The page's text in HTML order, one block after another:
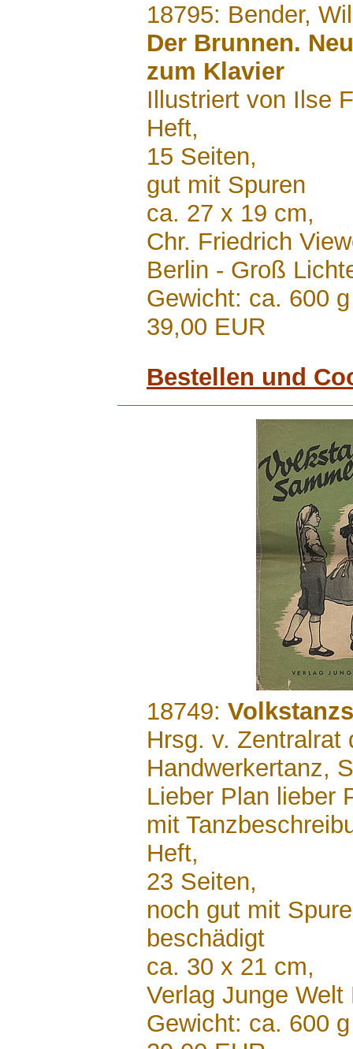
18795: Bender,
Der Brunnen.
zum Klavier
Illustriert von Ilse
Heft,
15 Seiten,
gut mit Spuren
ca. 27 x 19 cm,
Chr. Friedrich
Berlin - Groß
Gewicht: ca. 600 g
39,00 EUR
Bestellen und
18749:
Hrsg. v. Zentralrat
Handwerkertanz,
Lieber Plan lieber
mit
Heft,
23 Seiten,
noch gut mit
beschädigt
ca. 30 x 21 cm,
Verlag Junge
Gewicht: ca. 600 g